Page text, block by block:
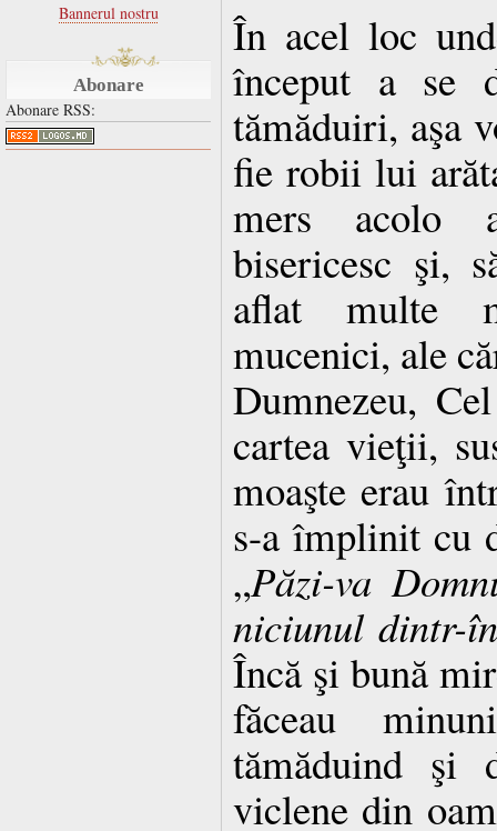
Bannerul nostru
Abonare
Abonare RSS:
În acel loc
început a se
tămăduiri, aşa
fie robii lui
mers acolo
bisericesc şi,
aflat multe
mucenici, ale
Dumnezeu,
cartea vieţii,
moaşte erau
s-a împlinit cu
„Păzi-va
niciunul dintr-
Încă şi bună
făceau
tămăduind şi
viclene din